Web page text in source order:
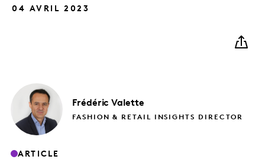
04 AVRIL 2023
Frédéric Valette
FASHION & RETAIL INSIGHTS DIRECTOR
ARTICLE